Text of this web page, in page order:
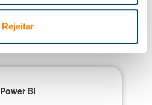
Rejeitar
Power BI